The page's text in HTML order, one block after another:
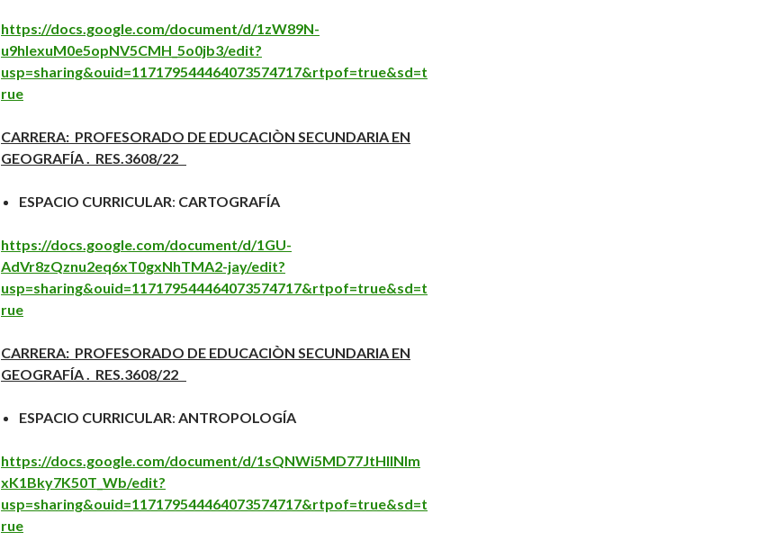
https://docs.google.com/document/d/1zW89N-
u9hIexuM0e5opNV5CMH_5o0jb3/edit?
usp=sharing&ouid=117179544464073574717&rtpof=true&sd=t
rue
CARRERA: PROFESORADO DE EDUCACIÒN SECUNDARIA EN
GEOGRAFÍA . RES.3608/22
ESPACIO CURRICULAR: CARTOGRAFÍA
https://docs.google.com/document/d/1GU-
AdVr8zQznu2eq6xT0gxNhTMA2-jay/edit?
usp=sharing&ouid=117179544464073574717&rtpof=true&sd=t
rue
CARRERA: PROFESORADO DE EDUCACIÒN SECUNDARIA EN
GEOGRAFÍA . RES.3608/22
ESPACIO CURRICULAR: ANTROPOLOGÍA
https://docs.google.com/document/d/1sQNWi5MD77JtHlINIm
xK1Bky7K50T_Wb/edit?
usp=sharing&ouid=117179544464073574717&rtpof=true&sd=t
rue